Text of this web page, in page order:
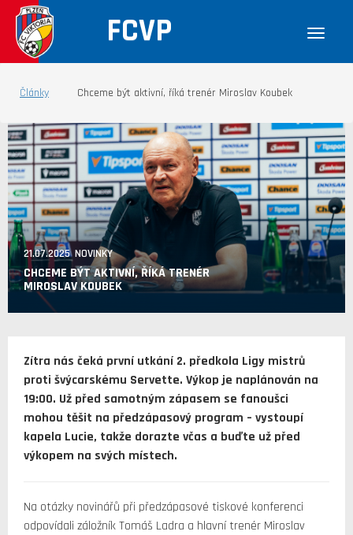
FCVP
Články Chceme být aktivní, říká trenér Miroslav Koubek
21.07.2025 NOVINKY
CHCEME BÝT AKTIVNÍ, ŘÍKÁ TRENÉR
MIROSLAV KOUBEK
Zítra nás čeká první utkání 2. předkola Ligy mistrů
proti švýcarskému Servette. Výkop je naplánován na
19:00. Už před samotným zápasem se fanoušci
mohou těšit na předzápasový program – vystoupí
kapela Lucie, takže dorazte včas a buďte už před
výkopem na svých místech.
Na otázky novinářů při předzápasové tiskové konferenci
odpovídali záložník Tomáš Ladra a hlavní trenér Miroslav